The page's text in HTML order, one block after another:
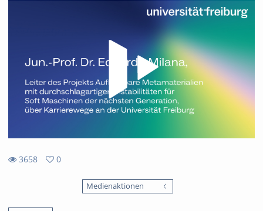
3658
0
Medienaktionen